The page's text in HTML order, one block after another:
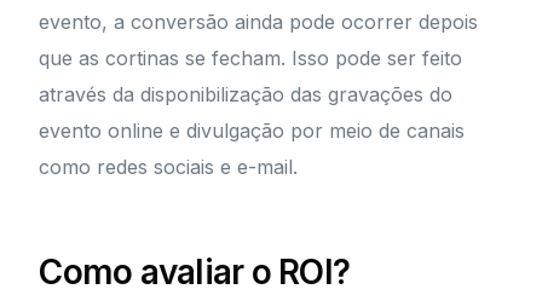
evento, a conversão ainda pode ocorrer depois
que as cortinas se fecham. Isso pode ser feito
através da disponibilização das gravações do
evento online e divulgação por meio de canais
como redes sociais e e-mail.
Como avaliar o ROI?